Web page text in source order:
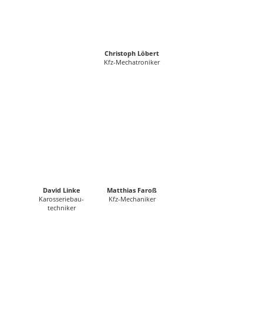
Christoph Löbert
Kfz-Mechatroniker
David Linke
Karosseriebau-
techniker
Matthias Faroß
Kfz-Mechaniker